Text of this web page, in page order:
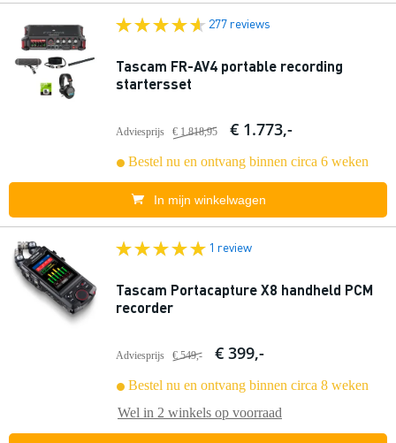
277 reviews
Tascam FR-AV4 portable recording
startersset
Adviesprijs € 1.818,95 € 1.773,-
Bestel nu en ontvang binnen circa 6 weken
In mijn winkelwagen
1 review
Tascam Portacapture X8 handheld PCM
recorder
Adviesprijs € 549,- € 399,-
Bestel nu en ontvang binnen circa 8 weken
Wel in 2 winkels op voorraad